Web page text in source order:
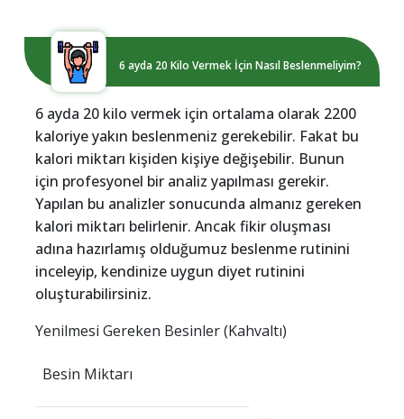
6 ayda 20 Kilo Vermek İçin Nasıl Beslenmeliyim?
6 ayda 20 kilo vermek için ortalama olarak 2200
kaloriye yakın beslenmeniz gerekebilir. Fakat bu
kalori miktarı kişiden kişiye değişebilir. Bunun
için profesyonel bir analiz yapılması gerekir.
Yapılan bu analizler sonucunda almanız gereken
kalori miktarı belirlenir. Ancak fikir oluşması
adına hazırlamış olduğumuz beslenme rutinini
inceleyip, kendinize uygun diyet rutinini
oluşturabilirsiniz.
Yenilmesi Gereken Besinler (Kahvaltı)
Besin Miktarı